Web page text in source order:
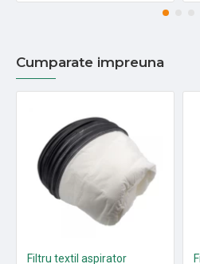
Cumparate impreuna
Filtru textil aspirator